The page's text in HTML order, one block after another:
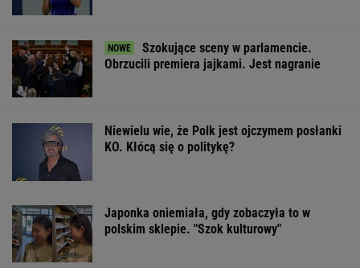
Szokujące sceny w parlamencie.
Obrzucili premiera jajkami. Jest nagranie
Niewielu wie, że Polk jest ojczymem posłanki
KO. Kłócą się o politykę?
Japonka oniemiała, gdy zobaczyła to w
polskim sklepie. "Szok kulturowy"